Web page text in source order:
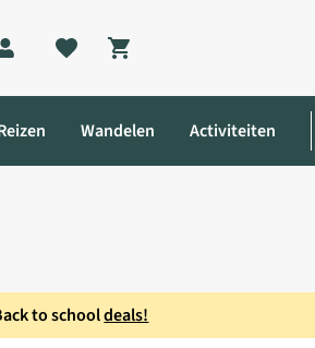
Shopping cart
Wandelen Activiteiten
to schooldeals!